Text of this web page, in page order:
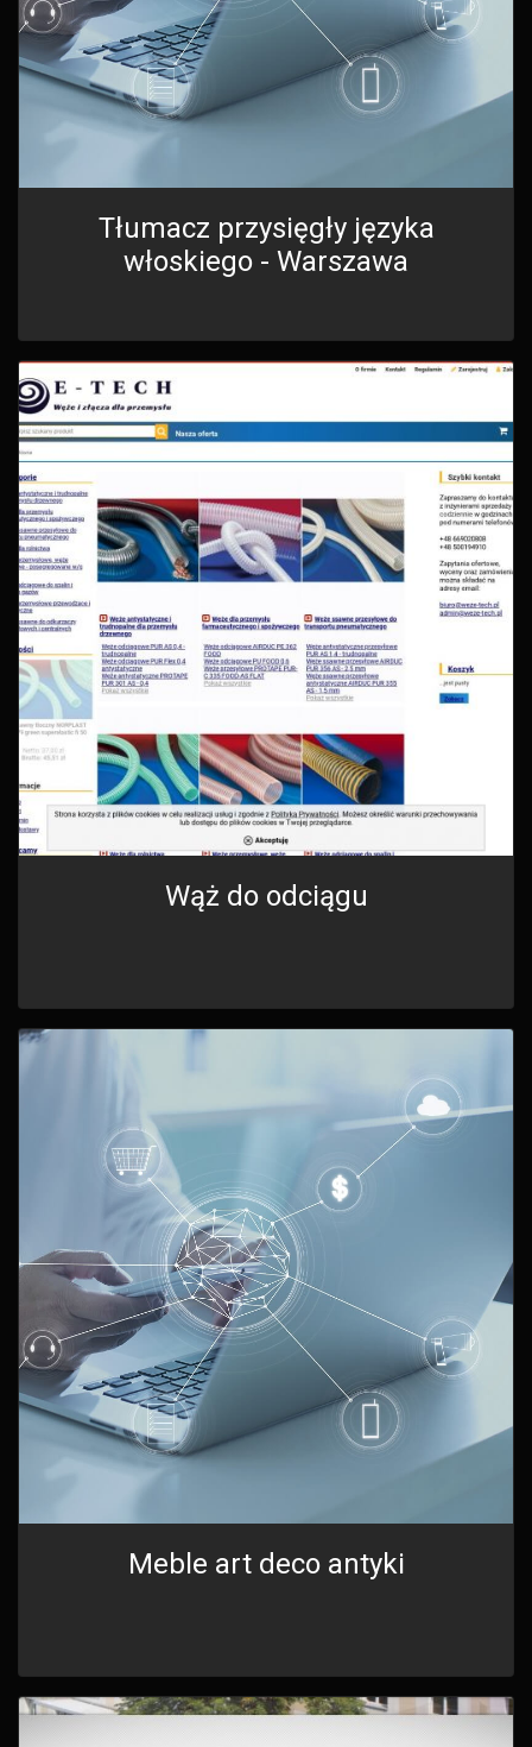
Tłumacz przysięgły języka
włoskiego - Warszawa
Wąż do odciągu
Meble art deco antyki